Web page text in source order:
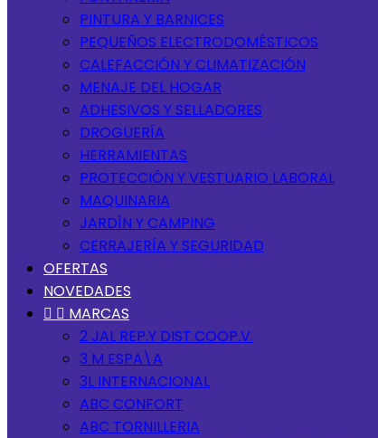
PINTURA Y BARNICES
PEQUEÑOS ELECTRODOMÉSTICOS
CALEFACCIÓN Y CLIMATIZACIÓN
MENAJE DEL HOGAR
ADHESIVOS Y SELLADORES
DROGUERÍA
HERRAMIENTAS
PROTECCIÓN Y VESTUARIO LABORAL
MAQUINARIA
JARDÍN Y CAMPING
CERRAJERÍA Y SEGURIDAD
OFERTAS
NOVEDADES
  MARCAS
2 JAL REP.Y DIST.COOP.V.
3 M ESPA\A
3L INTERNACIONAL
ABC CONFORT
ABC TORNILLERIA